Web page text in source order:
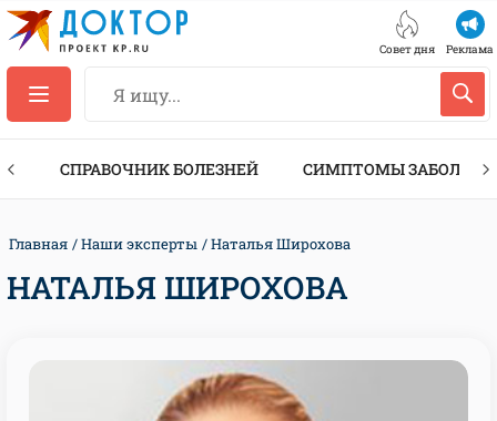
Совет дня Реклама
СПРАВОЧНИК БОЛЕЗНЕЙ СИМПТОМЫ
Главная Наши эксперты Наталья Широхова
НАТАЛЬЯ ШИРОХОВА